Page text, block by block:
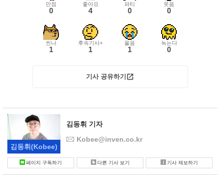
만점
0
좋아요
4
파티
0
웃음
0
씬나
1
후속기사+
1
울음
1
녹는다
0
기사 공유하기
김동휘(Kobee)
김동휘 기자
Kobee@inven.co.kr
페이지 구독하기 다른 기사 보기 기사 제보하기